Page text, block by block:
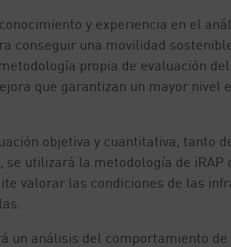
y experiencia en el
conseguir una movilidad
propia de evaluación
que garantizan un mayor nivel
objetiva y cuantitativa, tanto
se utilizará la metodología de
valorar las condiciones de las
un análisis del comportamiento